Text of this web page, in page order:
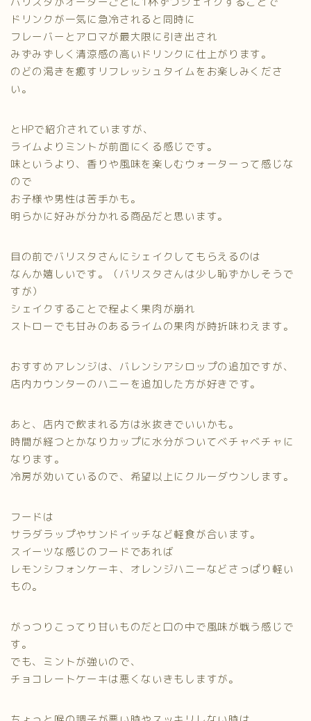
ドリンクが一気に急冷されると同時に
フレーバーとアロマが最大限に引き出され
みずみずしく清涼感の高いドリンクに仕上がります。
のどの渇きを癒すリフレッシュタイムをお楽しみくださ
い。
とHPで紹介されていますが、
ライムよりミントが前面にくる感じです。
味というより、香りや風味を楽しむウォーターって感じな
ので
お子様や男性は苦手かも。
明らかに好みが分かれる商品だと思います。
目の前でバリスタさんにシェイクしてもらえるのは
なんか嬉しいです。（バリスタさんは少し恥ずかしそうで
すが）
シェイクすることで程よく果肉が崩れ
ストローでも甘みのあるライムの果肉が時折味わえます。
おすすめアレンジは、バレンシアシロップの追加ですが、
店内カウンターのハニーを追加した方が好きです。
あと、店内で飲まれる方は氷抜きでいいかも。
時間が経つとかなりカップに水分がついてベチャベチャに
なります。
冷房が効いているので、希望以上にクルーダウンします。
フードは
サラダラップやサンドイッチなど軽食が合います。
スイーツな感じのフードであれば
レモンシフォンケーキ、オレンジハニーなどさっぱり軽い
もの。
がっつりこってり甘いものだと口の中で風味が戦う感じで
す。
でも、ミントが強いので、
チョコレートケーキは悪くないきもしますが。